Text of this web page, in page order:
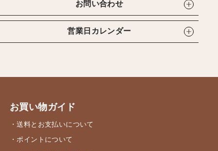
お問い合わせ
営業日カレンダー
お買い物ガイド
・送料とお支払いについて
・ポイントについて